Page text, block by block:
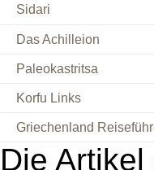
Sidari
Das Achilleion
Paleokastritsa
Korfu Links
Griechenland
Die